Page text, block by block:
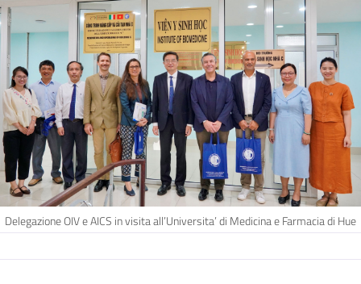
Delegazione OIV e AICS in visita all’Universita’ di Medicina e Farmacia di Hue